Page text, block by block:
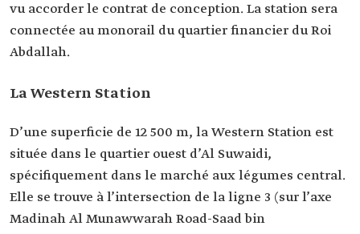
vu accorder le contrat de conception. La station sera
connectée au monorail du quartier financier du Roi
Abdallah.
La Western Station
D’une superficie de 12 500 m, la Western Station est
située dans le quartier ouest d’Al Suwaidi,
spécifiquement dans le marché aux légumes central.
Elle se trouve à l’intersection de la ligne 3 (sur l’axe
Madinah Al Munawwarah Road-Saad bin